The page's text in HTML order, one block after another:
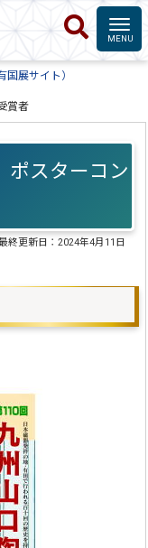
国展サイト）
賞者
スターコン
終更新日：2024年4月11日